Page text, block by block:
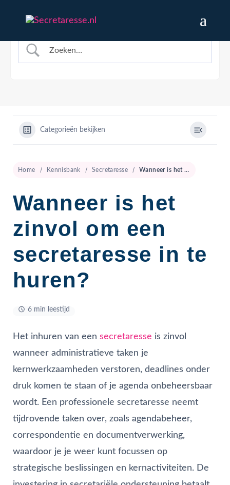
Categorieën bekijken
Home Kennisbank Secretaresse Wanneer is het zinvol om een secretaresse in te huren?
Wanneer is het
zinvol om een
secretaresse in te
huren?
6 min leestijd
Het inhuren van een secretaresse is zinvol
wanneer administratieve taken je
kernwerkzaamheden verstoren, deadlines onder
druk komen te staan of je agenda onbeheersbaar
wordt. Een professionele secretaresse neemt
tijdrovende taken over, zoals agendabeheer,
correspondentie en documentverwerking,
waardoor je je weer kunt focussen op
strategische beslissingen en kernactiviteiten. De